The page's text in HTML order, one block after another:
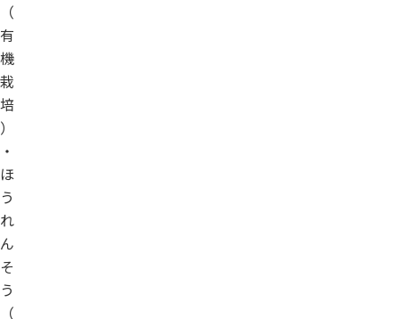
（
有
機
栽
培
）
・
ほ
う
れ
ん
そ
う
（